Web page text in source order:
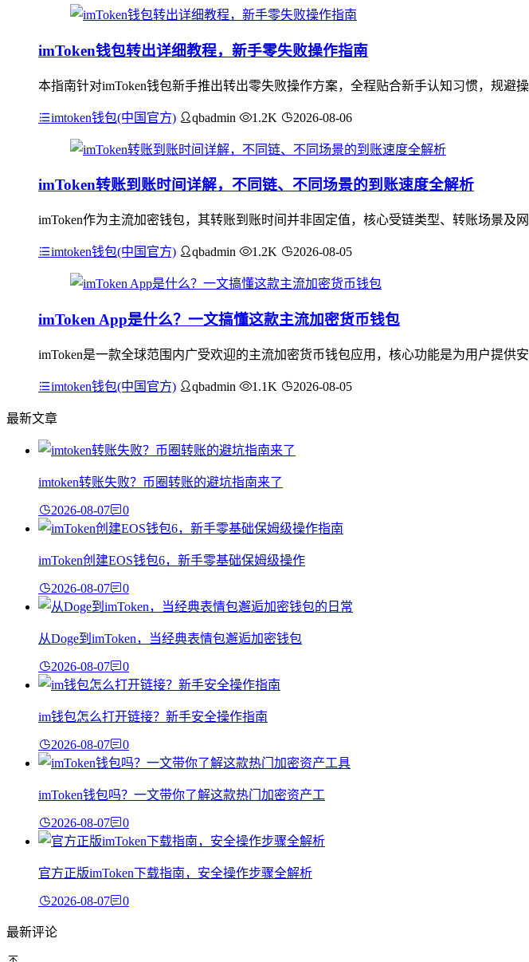
imToken钱包转出详细教程，新手零失败操作指南
本指南针对imToken钱包新手推出转出零失败操作方案，全程贴合新手认知习惯，规避
imtoken钱包(中国官方) qbadmin 1.2K 2026-08-06
imToken转账到账时间详解，不同链、不同场景的到账速度全解析
imToken作为主流加密钱包，其转账到账时间并非固定值，核心受链类型、转账场景
imtoken钱包(中国官方) qbadmin 1.2K 2026-08-05
imToken App是什么？一文搞懂这款主流加密货币钱包
imToken是一款全球范围内广受欢迎的主流加密货币钱包应用，核心功能是为用户提
imtoken钱包(中国官方) qbadmin 1.1K 2026-08-05
最新文章
imtoken转账失败？币圈转账的避坑指南来了
2026-08-07 0
imToken创建EOS钱包6，新手零基础保姆级操作
2026-08-07 0
从Doge到imToken，当经典表情包邂逅加密钱包
2026-08-07 0
im钱包怎么打开链接？新手安全操作指南
2026-08-07 0
imToken钱包吗？一文带你了解这款热门加密资产工
2026-08-07 0
官方正版imToken下载指南，安全操作步骤全解析
2026-08-07 0
最新评论